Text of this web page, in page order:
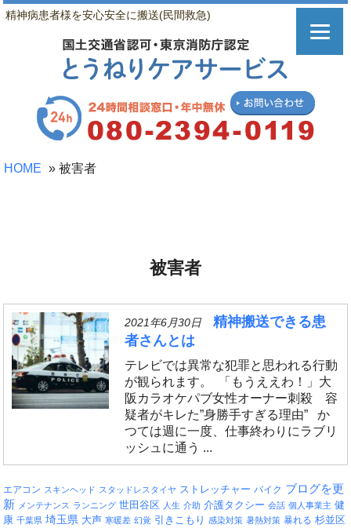
精神病患者様を安心安全に搬送(民間救急)
HOME » 被害者
被害者
2021年6月30日
精神搬送できる患
者さんとは
テレビでは異常な犯罪と思われる行動
が観られます。 「もうええわ！」大
阪カラオケパブ女性オーナー刺殺 容
疑者がキレた”身勝手すぎる理由” か
つては週に一度、仕事終わりにラブリ
ッシュに通う ...
エアコン スキンヘッド スタッドレスタイヤ ストレッチャー バイク ブログを更
新 メンテナンス ランニング 世田谷区 人生 介助 介護タクシー 会話 個人事業主 健
康 千葉県 埼玉県 大声 寒暖差 幻覚 引きこもり 感染対策 暑熱対策 暴れる 杉並区